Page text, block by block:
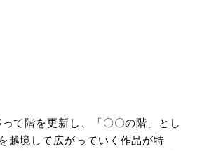
て階を更新し、「〇〇の階」とし
越境して広がっていく作品が特